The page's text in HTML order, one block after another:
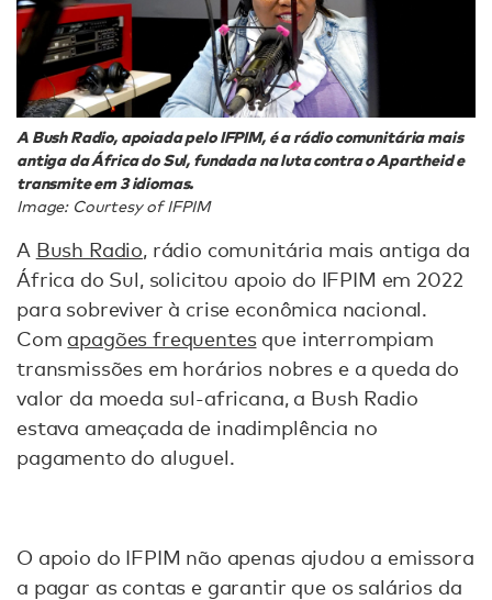
A Bush Radio, apoiada pelo IFPIM, é a rádio comunitária mais
antiga da África do Sul, fundada na luta contra o Apartheid e
transmite em 3 idiomas.
Image: Courtesy of IFPIM
A Bush Radio, rádio comunitária mais antiga da
África do Sul, solicitou apoio do IFPIM em 2022
para sobreviver à crise econômica nacional.
Com apagões frequentesque interrompiam
transmissões em horários nobres e a queda do
valor da moeda sul-africana, a Bush Radio
estava ameaçada de inadimplência no
pagamento do aluguel.
O apoio do IFPIM não apenas ajudou a emissora
a pagar as contas e garantir que os salários da